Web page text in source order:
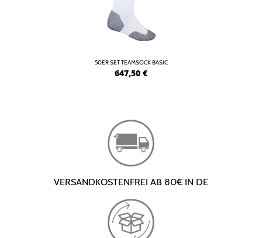
50ER SET TEAMSOCK BASIC
647,50 €
VERSANDKOSTENFREI AB 80€ IN DE